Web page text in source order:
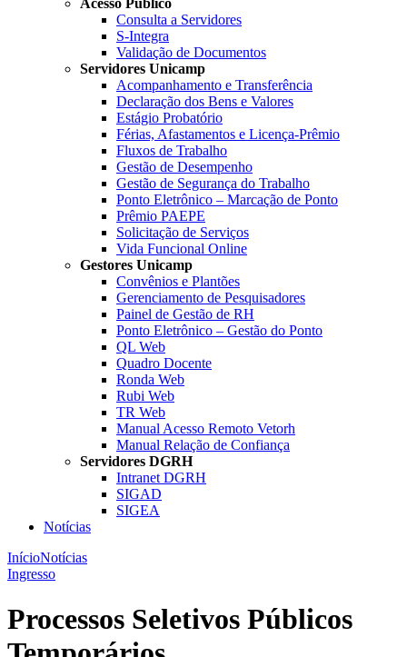
Acesso Público
Consulta a Servidores
S-Integra
Validação de Documentos
Servidores Unicamp
Acompanhamento e Transferência
Declaração dos Bens e Valores
Estágio Probatório
Férias, Afastamentos e Licença-Prêmio
Fluxos de Trabalho
Gestão de Desempenho
Gestão de Segurança do Trabalho
Ponto Eletrônico – Marcação de Ponto
Prêmio PAEPE
Solicitação de Serviços
Vida Funcional Online
Gestores Unicamp
Convênios e Plantões
Gerenciamento de Pesquisadores
Painel de Gestão de RH
Ponto Eletrônico – Gestão do Ponto
QL Web
Quadro Docente
Ronda Web
Rubi Web
TR Web
Manual Acesso Remoto Vetorh
Manual Relação de Confiança
Servidores DGRH
Intranet DGRH
SIGAD
SIGEA
Notícias
InícioNotícias
Ingresso
Processos Seletivos Públicos